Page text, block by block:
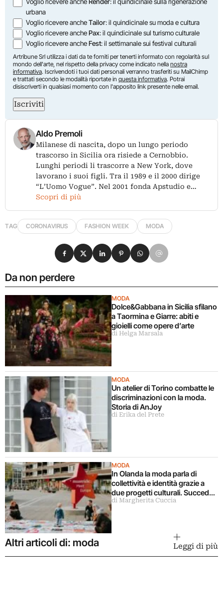
urbana
Voglio ricevere ancheTailor: il quindicinale su moda e cultura
Voglio ricevere anchePax: il quindicinale sul turismo culturale
Voglio ricevere ancheFest: il settimanale sui festival culturali
Artribune Srl utilizza i dati da te forniti per tenerti informato con regolarità sul
mondo dell'arte, nel rispetto della privacy come indicato nella nostra
informativa. Iscrivendoti i tuoi dati personali verranno trasferiti su MailChimp
e trattati secondo le modalità riportate in questa informativa. Potrai
disiscriverti in qualsiasi momento con l'apposito link presente nelle email.
Iscriviti
Aldo Premoli
Milanese di nascita, dopo un lungo periodo
trascorso in Sicilia ora risiede a Cernobbio.
Lunghi periodi li trascorre a New York, dove
lavorano i suoi figli. Tra il 1989 e il 2000 dirige
“L’Uomo Vogue”. Nel 2001 fonda Apstudio e…
Scopri di più
TAG CORONAVIRUS FASHION WEEK MODA
Da non perdere
MODA
Dolce&Gabbana in Sicilia sfilano
a Taormina e Giarre: abiti e
gioielli come opere d’arte
di Helga Marsala
MODA
Un atelier di Torino combatte le
discriminazioni con la moda.
Storia di AnJoy
di Erika del Prete
MODA
In Olanda la moda parla di
collettività e identità grazie a
due progetti culturali. Succede
a Maastricht
di Margherita Cuccia
Condividi su Facebook
Condividi su X
Condividi su LinkedIn
Condividi su Pinterest
Condividi su WhatsApp
Condividi su Email
Altri articoli di: moda Leggi di più